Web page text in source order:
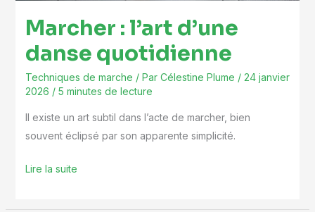
Marcher : l’art d’une
danse quotidienne
Techniques de marche / Par Célestine Plume / 24 janvier
2026 / 5 minutes de lecture
Il existe un art subtil dans l’acte de marcher, bien
souvent éclipsé par son apparente simplicité.
Lire la suite